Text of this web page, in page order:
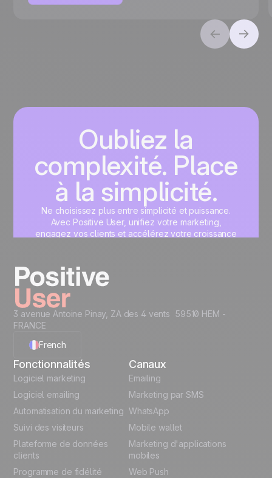
Oubliez la
complexité. Place
à la simplicité.
Ne choisissez plus entre simplicité et puissance.
Avec Positive User, unifiez votre marketing,
engagez vos clients et accélérez votre croissance
Commencez maintenant
3 avenue Antoine Pinay, ZA des 4 vents 59510 HEM -
FRANCE
French
English
German
Italian
Fonctionnalités
Logiciel marketing
Logiciel emailing
Automatisation du marketing
Suivi des visiteurs
Plateforme de données
clients
Programme de fidélité
Canaux
Emailing
Marketing par SMS
WhatsApp
Mobile wallet
Marketing d'applications
mobiles
Web Push